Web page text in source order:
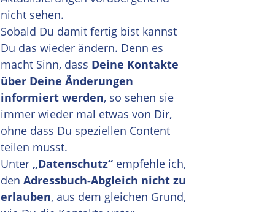
nicht sehen.
Sobald Du damit fertig bist kannst
Du das wieder ändern. Denn es
macht Sinn, dass Deine Kontakte
über Deine Änderungen
informiert werden, so sehen sie
immer wieder mal etwas von Dir,
ohne dass Du speziellen Content
teilen musst.
Unter „Datenschutz“ empfehle ich,
den Adressbuch-Abgleich nicht zu
erlauben, aus dem gleichen Grund,